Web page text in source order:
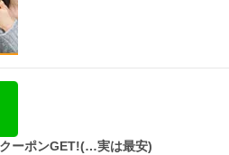
ーポンGET!(…実は最安)